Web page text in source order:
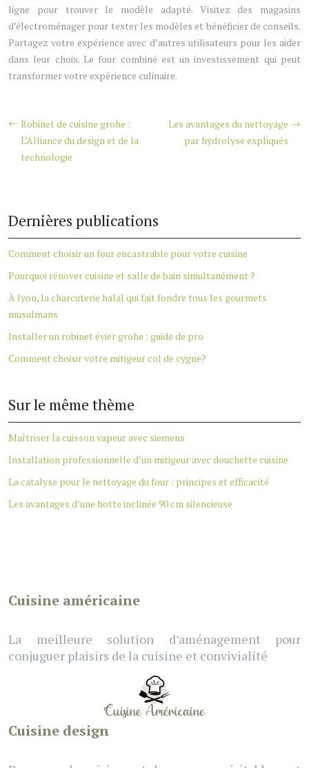
ligne pour trouver le modèle adapté. Visitez des magasins
d’électroménager pour tester les modèles et bénéficier de conseils.
Partagez votre expérience avec d’autres utilisateurs pour les aider
dans leur choix. Le four combiné est un investissement qui peut
transformer votre expérience culinaire.
Robinet de cuisine grohe :
L’Alliance du design et de la
technologie
Les avantages du nettoyage
par hydrolyse expliqués
Dernières publications
Comment choisir un four encastrable pour votre cuisine
Pourquoi rénover cuisine et salle de bain simultanément ?
À lyon, la charcuterie halal qui fait fondre tous les gourmets
musulmans
Installer un robinet évier grohe : guide de pro
Comment choisir votre mitigeur col de cygne?
Sur le même thème
Maîtriser la cuisson vapeur avec siemens
Installation professionnelle d’un mitigeur avec douchette cuisine
La catalyse pour le nettoyage du four : principes et efficacité
Les avantages d’une hotte inclinée 90 cm silencieuse
Cuisine américaine
La meilleure solution d’aménagement pour
conjuguer plaisirs de la cuisine et convivialité
Cuisine design